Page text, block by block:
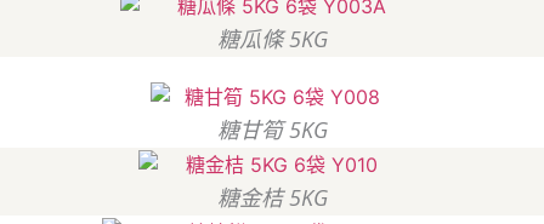
糖瓜條 5KG
糖甘筍 5KG
糖金桔 5KG